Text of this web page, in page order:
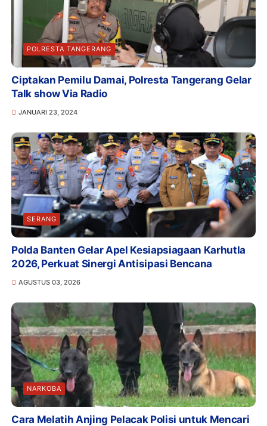
POLRESTA TANGERANG
Ciptakan Pemilu Damai, Polresta Tangerang Gelar
Talk show Via Radio
JANUARI 23, 2024
SERANG
Polda Banten Gelar Apel Kesiapsiagaan Karhutla
2026, Perkuat Sinergi Antisipasi Bencana
AGUSTUS 03, 2026
NARKOBA
Cara Melatih Anjing Pelacak Polisi untuk Mencari